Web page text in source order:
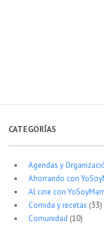
CATEGORÍAS
Agendas y
Ahorrando con
Al cine con
Comida y recetas (33)
Comunidad (10)